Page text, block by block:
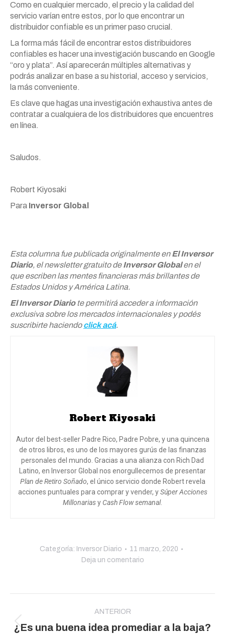
Como en cualquier mercado, el precio y la calidad del
servicio varían entre estos, por lo que encontrar un
distribuidor confiable es un primer paso crucial.
La forma más fácil de encontrar estos distribuidores
confiables es hacer una investigación buscando en Google
“oro y plata”. Así aparecerán múltiples alternativas y
podrás analizar en base a su historial, acceso y servicios,
la más conveniente.
Es clave que hagas una investigación exhaustiva antes de
contratar a cualquiera de los distribuidores que encuentres
en línea.
Saludos.
Robert Kiyosaki
Para Inversor Global
Esta columna fue publicada originalmente enEl Inversor
Diario, el newsletter gratuito deInversor Globalen el
que escriben las mentes financieras más brillantes de
Estados Unidos y América Latina.
El Inversor Diariote permitirá acceder a información
exclusiva sobre los mercados internacionales y podés
suscribirte haciendoclick acá.
Robert Kiyosaki
Autor del best-seller Padre Rico, Padre Pobre, y una quincena
de otros libros, es uno de los mayores gurús de las finanzas
personales del mundo. Gracias a una alianza con Rich Dad
Latino, en Inversor Global nos enorgullecemos de presentar
Plan de Retiro Soñado, el único servicio donde Robert revela
acciones puntuales para comprar y vender, ySúper Acciones
Millonariasy Cash Flow semanal.
Categoría: Inversor Diario
11 marzo, 2020
Deja un comentario
entre
publicaciones
ANTERIOR
Publicación
¿Es una buena idea promediar a la baja?